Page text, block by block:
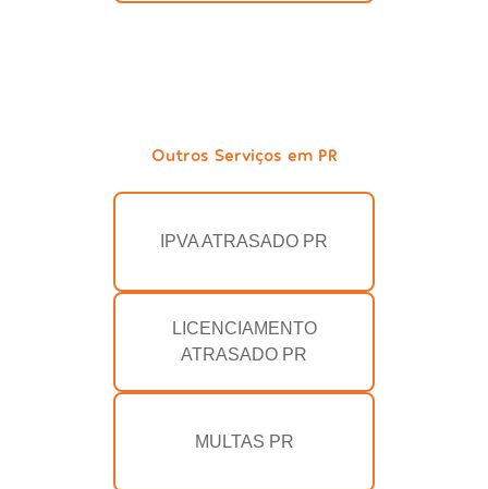
Outros Serviços em PR
IPVA ATRASADO PR
LICENCIAMENTO
ATRASADO PR
MULTAS PR